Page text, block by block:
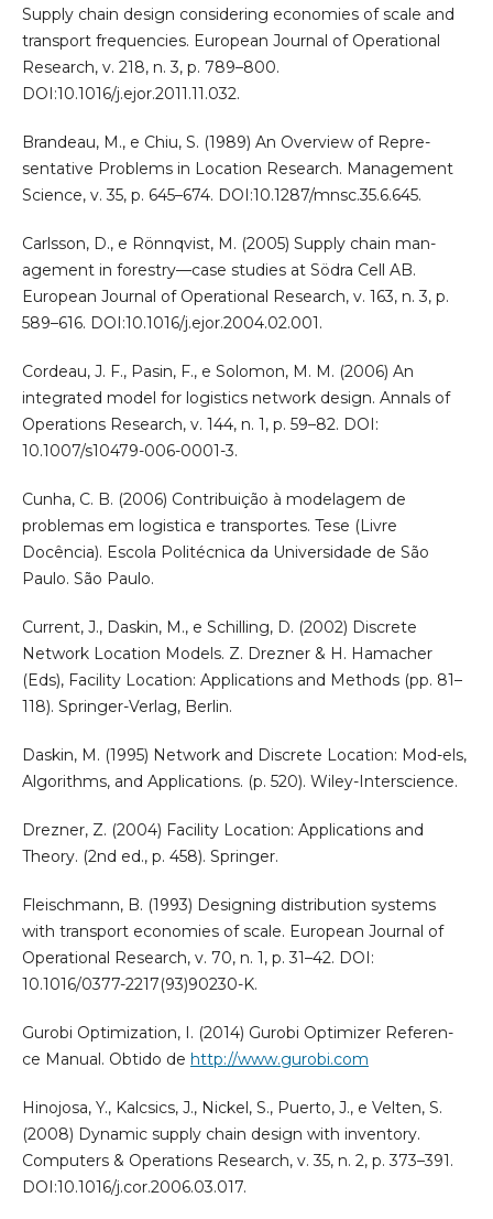
Supply chain design considering economies of scale and
transport frequencies. European Journal of Operational
Research, v. 218, n. 3, p. 789–800.
DOI:10.1016/j.ejor.2011.11.032.
Brandeau, M., e Chiu, S. (1989) An Overview of Repre-
sentative Problems in Location Research. Management
Science, v. 35, p. 645–674. DOI:10.1287/mnsc.35.6.645.
Carlsson, D., e Rönnqvist, M. (2005) Supply chain man-
agement in forestry––case studies at Södra Cell AB.
European Journal of Operational Research, v. 163, n. 3, p.
589–616. DOI:10.1016/j.ejor.2004.02.001.
Cordeau, J. F., Pasin, F., e Solomon, M. M. (2006) An
integrated model for logistics network design. Annals of
Operations Research, v. 144, n. 1, p. 59–82. DOI:
10.1007/s10479-006-0001-3.
Cunha, C. B. (2006) Contribuição à modelagem de
problemas em logistica e transportes. Tese (Livre
Docência). Escola Politécnica da Universidade de São
Paulo. São Paulo.
Current, J., Daskin, M., e Schilling, D. (2002) Discrete
Network Location Models. Z. Drezner & H. Hamacher
(Eds), Facility Location: Applications and Methods (pp. 81–
118). Springer-Verlag, Berlin.
Daskin, M. (1995) Network and Discrete Location: Mod-els,
Algorithms, and Applications. (p. 520). Wiley-Interscience.
Drezner, Z. (2004) Facility Location: Applications and
Theory. (2nd ed., p. 458). Springer.
Fleischmann, B. (1993) Designing distribution systems
with transport economies of scale. European Journal of
Operational Research, v. 70, n. 1, p. 31–42. DOI:
10.1016/0377-2217(93)90230-K.
Gurobi Optimization, I. (2014) Gurobi Optimizer Referen-
ce Manual. Obtido de http://www.gurobi.com
Hinojosa, Y., Kalcsics, J., Nickel, S., Puerto, J., e Velten, S.
(2008) Dynamic supply chain design with inventory.
Computers & Operations Research, v. 35, n. 2, p. 373–391.
DOI:10.1016/j.cor.2006.03.017.